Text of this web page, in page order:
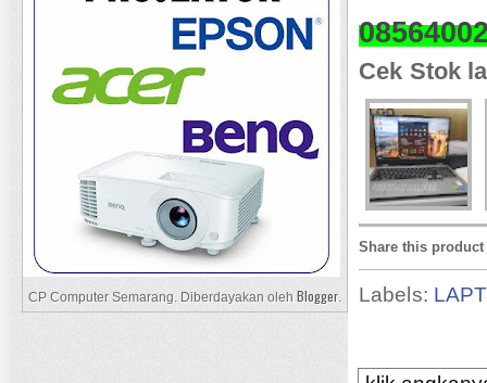
Cek Stok
Share this product
Labels:
CP Computer Semarang. Diberdayakan oleh Blogger.